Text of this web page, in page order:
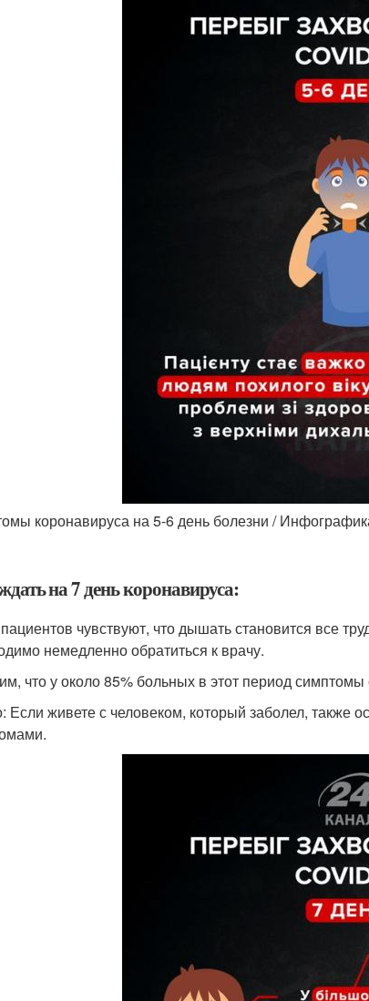
коронавируса на 5-6 день болезни /
на 7 день коронавируса:
чувствуют, что дышать становится все
немедленно обратиться к врачу.
что у около 85% больных в этот период
Если живете с человеком, который заболел, также